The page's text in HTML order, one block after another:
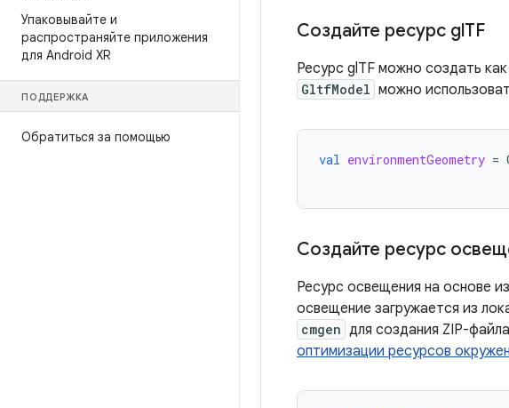
Упаковывайте и
распространяйте приложения
для Android XR
ПОДДЕРЖКА
Обратиться за помощью
Создайте ресурс glTF
Ресурс glTF можно создать как
GltfModel можно
val environmentGeometry =
Создайте ресурс
Ресурс освещения на основе
освещение загружается из
cmgen для создания ZIP-
оптимизации ресурсов